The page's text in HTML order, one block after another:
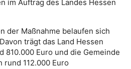
im Auftrag des Landes Hessen
der Maßnahme belaufen sich
trägt das Land Hessen
810.000 Euro und die Gemeinde
rund 112.000 Euro